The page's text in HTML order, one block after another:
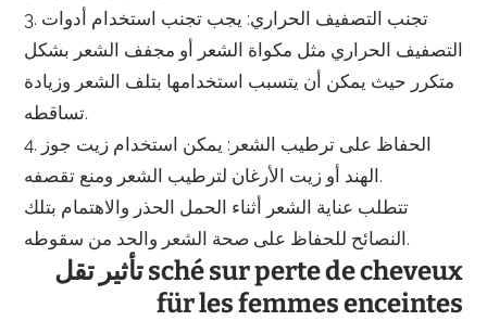
3. تجنب التصفيف الحراري: يجب تجنب استخدام أدوات
التصفيف الحراري مثل مكواة الشعر أو مجفف الشعر بشكل
متكرر حيث يمكن أن يتسبب استخدامها بتلف الشعر وزيادة
تساقطه.
4. الحفاظ على ترطيب الشعر: يمكن استخدام زيت جوز
الهند أو زيت الأرغان لترطيب الشعر ومنع تقصفه.
تتطلب عناية الشعر أثناء الحمل الحذر والاهتمام بتلك
النصائح للحفاظ على صحة الشعر والحد من سقوطه.
تأثير تقل sché sur perte de cheveux
für les femmes enceintes